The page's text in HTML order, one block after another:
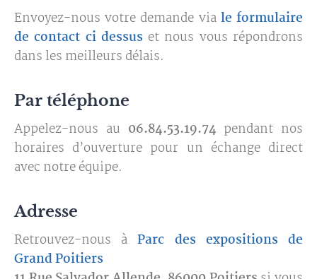
Envoyez-nous votre demande via le formulaire
de contact ci dessus et nous vous répondrons
dans les meilleurs délais.
Par téléphone
Appelez-nous au 06.84.53.19.74 pendant nos
horaires d’ouverture pour un échange direct
avec notre équipe.
Adresse
Retrouvez-nous àParc des expositions de
Grand Poitiers